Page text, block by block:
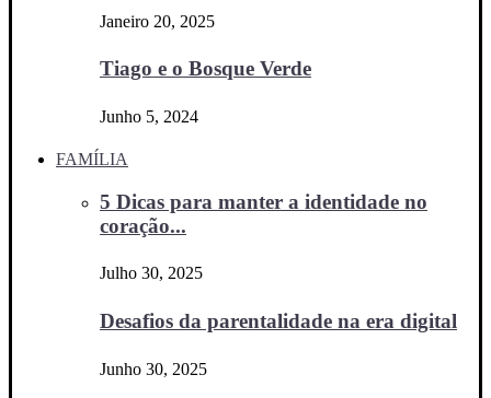
Janeiro 20, 2025
Tiago e o Bosque Verde
Junho 5, 2024
FAMÍLIA
5 Dicas para manter a identidade no
coração...
Julho 30, 2025
Desafios da parentalidade na era digital
Junho 30, 2025